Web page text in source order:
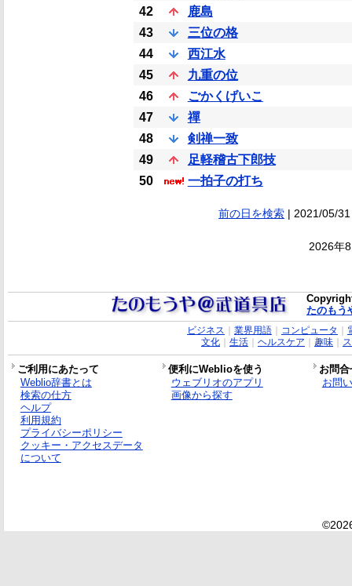
42
鹿島
43
三位の格
44
西江水
45
九重の位
46
ごかくげいこ
47
禪
48
剣禅一致
49
足軽稽古下郎技
50
一拍子の打ち
前の日を検索| 2021/05/
2026年
たのもう
ビジネス 業界用語｜ コンピュータ
文化｜ 生活｜ ヘルスケア 趣味｜
ご利用にあたって 便利にWeblioを使う
お問
Weblio辞書とは
検索の仕方
ヘルプ
利用規約
プライバシーポリシー
クッキー・アクセスデータ
について
ウェブリオのアプリ
画像から探す
お問